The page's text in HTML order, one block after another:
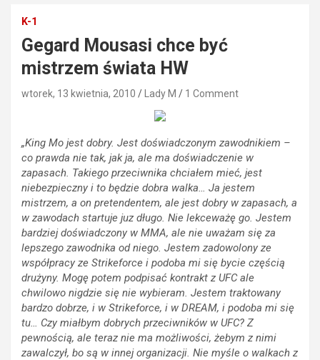
K-1
Gegard Mousasi chce być
mistrzem świata HW
wtorek, 13 kwietnia, 2010 Lady M 1 Comment
„King Mo jest dobry. Jest doświadczonym zawodnikiem –
co prawda nie tak, jak ja, ale ma doświadczenie w
zapasach. Takiego przeciwnika chciałem mieć, jest
niebezpieczny i to będzie dobra walka… Ja jestem
mistrzem, a on pretendentem, ale jest dobry w zapasach, a
w zawodach startuje juz długo. Nie lekceważę go. Jestem
bardziej doświadczony w MMA, ale nie uważam się za
lepszego zawodnika od niego. Jestem zadowolony ze
współpracy ze Strikeforce i podoba mi się bycie częścią
drużyny. Mogę potem podpisać kontrakt z UFC ale
chwilowo nigdzie się nie wybieram. Jestem traktowany
bardzo dobrze, i w Strikeforce, i w DREAM, i podoba mi się
tu… Czy miałbym dobrych przeciwników w UFC? Z
pewnością, ale teraz nie ma możliwości, żebym z nimi
zawalczył, bo są w innej organizacji. Nie myśle o walkach z